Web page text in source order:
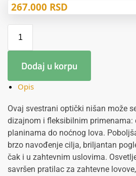
267.000 RSD
Dodaj u korpu
Opis
Ovaj svestrani optički nišan može
dizajnom i fleksibilnim primenama:
planinama do noćnog lova.
brzo navođenje cilja, briljantan
čak i u zahtevnim uslovima.
savršen pratilac za zahtevne